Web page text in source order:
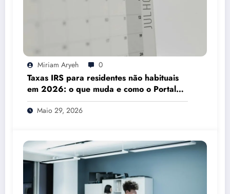
Miriam Aryeh 0
Taxas IRS para residentes não habituais
em 2026: o que muda e como o Portal
das Finanças pode ajudar
Maio 29, 2026